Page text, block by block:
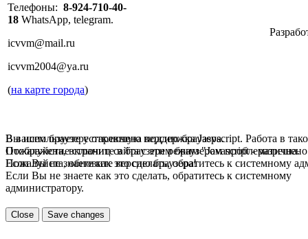
Телефоны: 8-924-710-40-
18 WhatsApp, telegram.
icvvm@mail.ru
icvvm2004@ya.ru
(на карте города)
В вашем браузере отключена поддержка Jasvscript. Работа в
Пожалуйста, включите в браузере режим "Javascript -
Если Вы не знаете как это сделать, обратитесь к системному
Вы используете устаревшую версию браузера.
Отображение страниц сайта с этим браузером проблематична.
Пожалуйста, обновите версию браузера!
Если Вы не знаете как это сделать, обратитесь к системному
администратору.
Close Save changes